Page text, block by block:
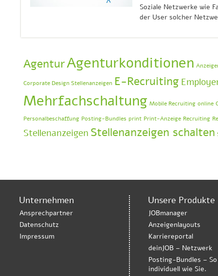
Soziale Netzwerke wie
der User solcher
AgenturAgenturkonditionen
Corporate Design Stellenanzeigen E-Recruiting
Mehrfachschaltung Mobile Recruiting online
Personalbeschaffung Posting-Bundles print Print-Anzeige Recruiting
Stellenanzeigen Stellenanzeigen schalten
Unternehmen
Ansprechpartner
Datenschutz
Impressum
Unsere Produkte
JOBmanager
Anzeigenlayouts
Karriereportal
deinJOB – Netzwerk
Posting-Bundles – So
individuell wie Sie.